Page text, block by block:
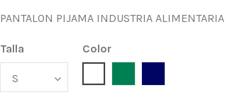
PANTALON PIJAMA INDUSTRIA ALIMENTARIA
Talla
Color